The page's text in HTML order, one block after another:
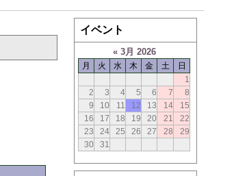
イベント
« 3月 2026
月 火 水 木 金 土
日
1
2
3 4 5 6 7
8
9
10 11 12 13 14
15
16
17 18 19 20 21
22
23
24 25 26 27 28
29
30
31